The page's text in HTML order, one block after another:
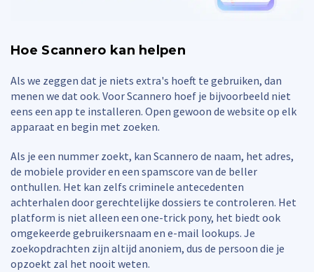
Hoe Scannero kan helpen
Als we zeggen dat je niets extra's hoeft te gebruiken, dan
menen we dat ook. Voor Scannero hoef je bijvoorbeeld niet
eens een app te installeren. Open gewoon de website op elk
apparaat en begin met zoeken.
Als je een nummer zoekt, kan Scannero de naam, het adres,
de mobiele provider en een spamscore van de beller
onthullen. Het kan zelfs criminele antecedenten
achterhalen door gerechtelijke dossiers te controleren. Het
platform is niet alleen een one-trick pony, het biedt ook
omgekeerde gebruikersnaam en e-mail lookups. Je
zoekopdrachten zijn altijd anoniem, dus de persoon die je
opzoekt zal het nooit weten.